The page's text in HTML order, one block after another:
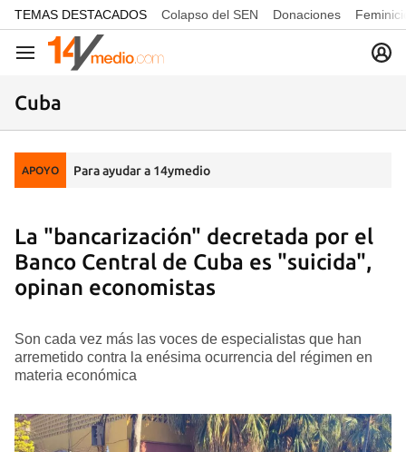
common.go-to-content
TEMAS DESTACADOS Colapso del SEN Donaciones
Navegación
Cuba
APOYO Para ayudar a 14ymedio
La "bancarización" decretada por el
Banco Central de Cuba es "suicida",
opinan economistas
Son cada vez más las voces de especialistas que han
arremetido contra la enésima ocurrencia del régimen en
materia económica